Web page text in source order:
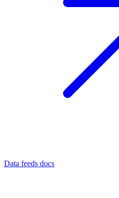
Data feeds docs